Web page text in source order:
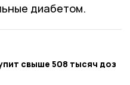
диабетом.
свыше 508 тысяч доз